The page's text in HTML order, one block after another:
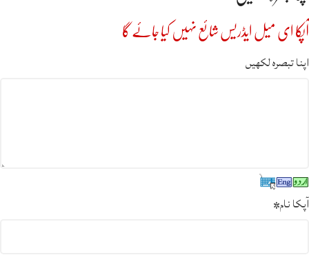
آپکا ای میل ایڈریس شائع نہیں کیا جائے گا
اپنا تبصرہ لکھیں
آپکا نام*